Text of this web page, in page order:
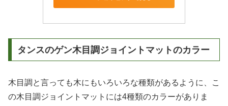
タンスのゲン木目調ジョイントマットのカラー
木目調と言っても木にもいろいろな種類があるように、こ
の木目調ジョイントマットには4種類のカラーがありま